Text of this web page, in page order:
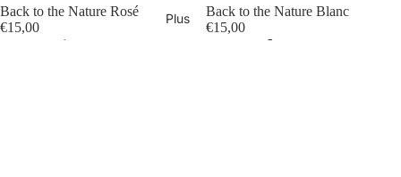
Plus
Back to the Nature Rosé
€15,00
Back to the Nature Blanc
€15,00
Inscrivez-vous à notre newsletter
Politique de remboursement